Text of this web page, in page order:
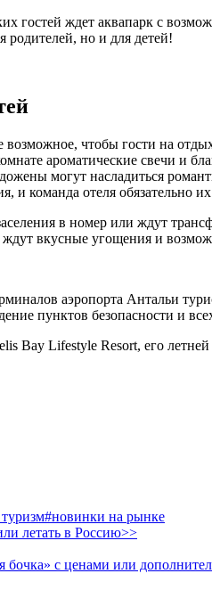
гостей ждет аквапарк с
но и для детей!
возможное, чтобы гости на
ароматические свечи и
могут насладиться
и команда отеля обязательно их
в номер или ждут
вкусные угощения и
аэропорта Антальи
пунктов безопасности и
Bay Lifestyle Resort, его
#новинки на рынке
летать в Россию>>
бочка» с ценами или